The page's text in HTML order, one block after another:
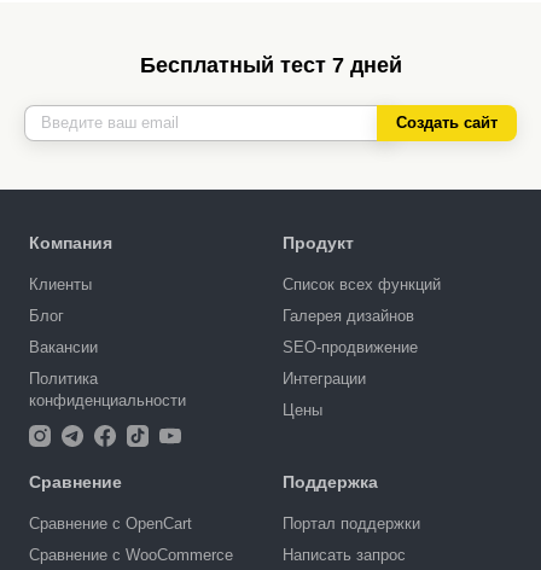
Бесплатный тест 7 дней
Создать сайт
Компания
Клиенты
Блог
Вакансии
Политика
конфиденциальности
Продукт
Список всех функций
Галерея дизайнов
SEO-продвижение
Интеграции
Цены
Сравнение
Сравнение с OpenCart
Сравнение с WooCommerce
Поддержка
Портал поддержки
Написать запрос